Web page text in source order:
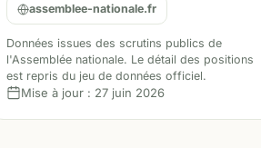
assemblee-nationale.fr
Données issues des scrutins publics de
l'Assemblée nationale. Le détail des positions
est repris du jeu de données officiel.
Mise à jour : 27 juin 2026